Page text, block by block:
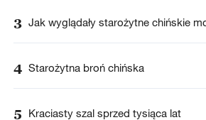
3 Jak wyglądały starożytne chińskie
4 Starożytna broń chińska
5 Kraciasty szal sprzed tysiąca lat